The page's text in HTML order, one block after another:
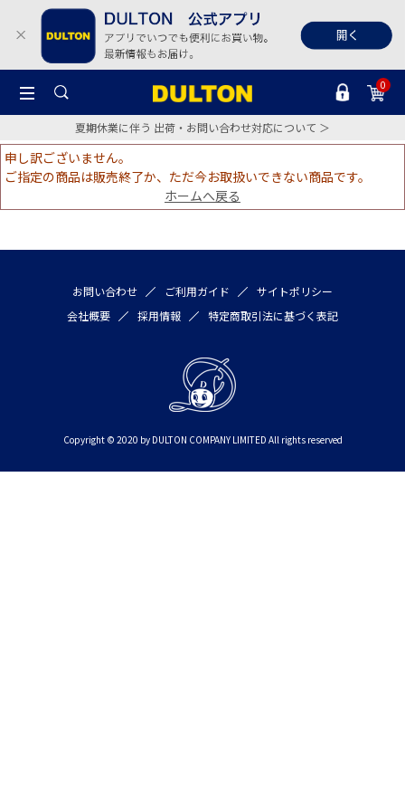
0
夏期休業に伴う 出荷・お問い合わせ対応について ＞
申し訳ございません。
ご指定の商品は販売終了か、ただ今お取扱いできない商品です。
ホームへ戻る
お問い合わせ ご利用ガイド
サイトポリシー
会社概要
採用情報 特定商取引法に基づく表記
Copyright © 2020 by DULTON COMPANY LIMITED All rights reserved